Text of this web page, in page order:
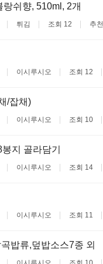
쉬향, 510ml, 2개
튀김 조회 12 추
이시루시오 조회 12
/잡채)
이시루시오 조회 10
지 골라담기
이시루시오 조회 14
이시루시오 조회 11
밥류,덮밥소스7종 외